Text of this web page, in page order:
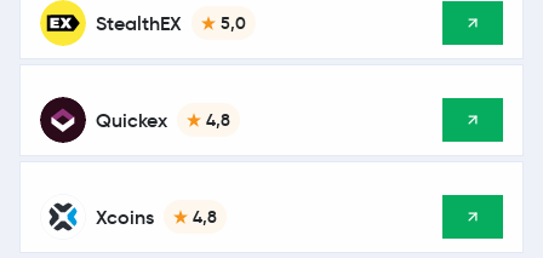
StealthEX 5,0
Quickex 4,8
Xcoins 4,8